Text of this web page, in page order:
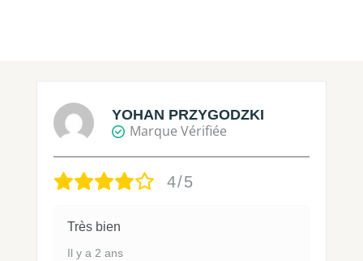
YOHAN PRZYGODZKI
Marque Vérifiée
4/5
Très bien
Il y a 2 ans